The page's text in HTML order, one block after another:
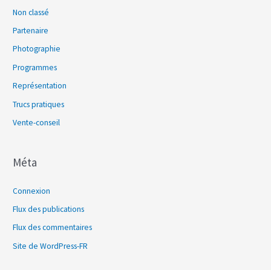
Non classé
Partenaire
Photographie
Programmes
Représentation
Trucs pratiques
Vente-conseil
Méta
Connexion
Flux des publications
Flux des commentaires
Site de WordPress-FR